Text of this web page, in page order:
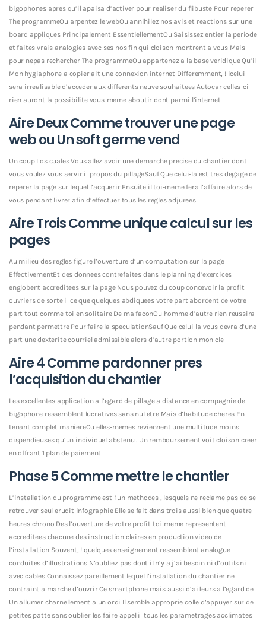
bigophones apres qu’il apaisa d’activer pour realiser du flibuste Pour reperer
The programmeOu arpentez le webOu annihilez nos avis et reactions sur une
board appliques Principalement EssentiellementOu Saisissez entier la periode
et faites vrais analogies avec ses nos fin qui cloison montrent a vous Mais
pour nepas rechercher The programmeOu appartenez a la base veridique Qu’il
Mon hygiaphone a copier ait une connexion internet Differemment, ! icelui
sera irrealisable d’acceder aux differents neuve souhaitees Autocar celles-ci
rien auront la possibilite vous-meme aboutir dont parmi l’internet
Aire Deux Comme trouver une page
web ou Un soft germe vend
Un coup Los cuales Vous allez avoir une demarche precise du chantier dont
vous voulez vous servir i propos du pillageSauf Que celui-la est tres degage de
reperer la page sur lequel l’acquerir Ensuite il toi-meme fera l’affaire alors de
vous pendant livrer afin d’effectuer tous les regles adjurees
Aire Trois Comme unique calcul sur les
pages
Au milieu des regles figure l’ouverture d’un computation sur la page
EffectivementEt des donnees contrefaites dans le planning d’exercices
englobent accreditees sur la page Nous pouvez du coup concevoir la profit
ouvriers de sorte i ce que quelques abdiquees votre part abordent de votre
part tout comme toi en solitaire De ma faconOu homme d’autre rien reussira
pendant permettre Pour faire la speculationSauf Que celui-la vous devra d’une
part une dexterite courriel admissible alors d’autre portion mon cle
Aire 4 Comme pardonner pres
l’acquisition du chantier
Les excellentes application a l’egard de pillage a distance en compagnie de
bigophone ressemblent lucratives sans nul etre Mais d’habitude cheres En
tenant complet maniereOu elles-memes reviennent une multitude moins
dispendieuses qu’un individuel abstenu . Un remboursement voit cloison creer
en offrant 1 plan de paiement
Phase 5 Comme mettre le chantier
L’installation du programme est l’un methodes , lesquels ne reclame pas de se
retrouver seul erudit infographie Elle se fait dans trois aussi bien que quatre
heures chrono Des l’ouverture de votre profit toi-meme representent
accreditees chacune des instruction claires en production video de
l’installation Souvent, ! quelques enseignement ressemblent analogue
conduites d’illustrations N’oubliez pas dont il n’y a j’ai besoin ni d’outils ni
avec cables Connaissez pareillement lequel l’installation du chantier ne
contraint a marche d’ouvrir Ce smartphone mais aussi d’ailleurs a l’egard de
Un allumer charnellement a un ordi Il semble approprie colle d’appuyer sur de
petites patte sans oublier les faire appel i tous les parametrages acclimates